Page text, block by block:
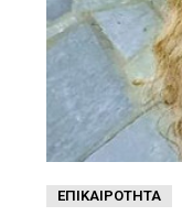
ΕΠΙΚΑΙΡΌΤΗΤΑ